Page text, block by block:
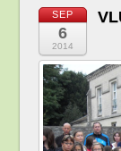
SEP
6
2014